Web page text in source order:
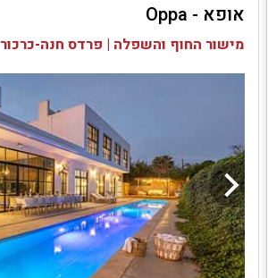
בדיקת זמינות ומחירים
אופא - Oppa
מישור החוף והשפלה | פרדס חנה-כרכור